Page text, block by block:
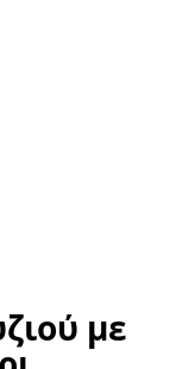
με